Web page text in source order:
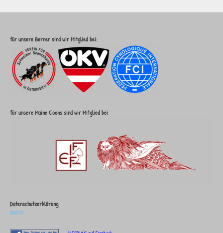
für unsere Berner sind wir Mitglied bei:
für unsere Maine Coons sind wir Mitglied bei
Datenschutzerklärung
DSGVO